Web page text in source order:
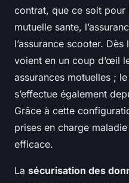
contrat, que ce soit pour
mutuelle sante,
l’assurance scooter.
voient en un coup d’œil
assurances motuelles ;
s’effectue également
Grâce à cette
prises en charge
efficace.
La sécurisation des